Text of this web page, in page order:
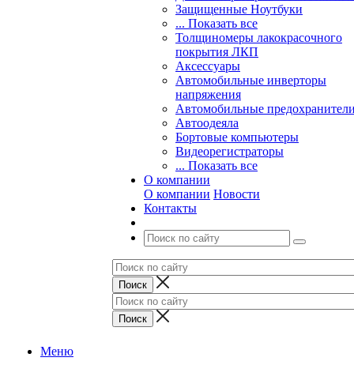
Защищенные Ноутбуки
... Показать все
Толщиномеры лакокрасочного
покрытия ЛКП
Аксессуары
Автомобильные инверторы
напряжения
Автомобильные
Автоодеяла
Бортовые компьютеры
Видеорегистраторы
... Показать все
О компании
О компании Новости
Контакты
Меню